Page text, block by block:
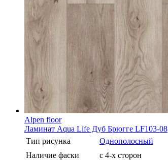
Alpen floor
Ламинат Aqua Life Дуб Брюгге LF103-08
Тип рисунка
Однополосный
Наличие фаски
с 4-х сторон